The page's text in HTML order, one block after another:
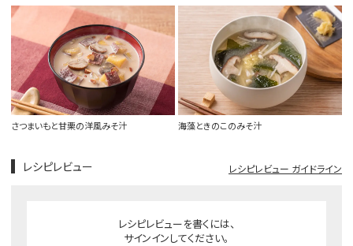
さつまいもと甘栗の洋風みそ汁 海藻ときのこのみそ汁
レシピレビュー レシピレビュー ガイドライン
レシピレビューを書くには、
サインインしてください。